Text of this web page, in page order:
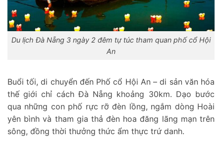
Du lịch Đà Nẵng 3 ngày 2 đêm tự túc tham quan phố cổ Hội
An
Buổi tối, di chuyển đến Phố cổ Hội An – di sản văn hóa
thế giới chỉ cách Đà Nẵng khoảng 30km. Dạo bước
qua những con phố rực rỡ đèn lồng, ngắm dòng Hoài
yên bình và tham gia thả đèn hoa đăng lãng mạn trên
sông, đồng thời thưởng thức ẩm thực trứ danh.